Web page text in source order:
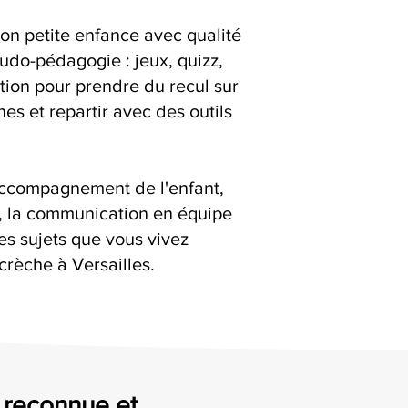
petite enfance avec qualité
pédagogie : jeux, quizz,
pour prendre du recul sur
et repartir avec des outils
de l'enfant,
la communication en équipe
sujets que vous vivez
à Versailles.